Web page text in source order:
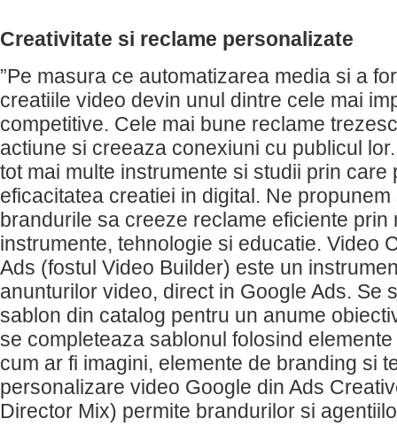
Creativitate si reclame personalizate
”Pe masura ce automatizarea media si a
creatiile video devin unul dintre cele mai
competitive. Cele mai bune reclame
actiune si creeaza conexiuni cu publicul
tot mai multe instrumente si studii prin care
eficacitatea creatiei in digital. Ne propunem
brandurile sa creeze reclame eficiente prin
instrumente, tehnologie si educatie. Video
Ads (fostul Video Builder) este un
anunturilor video, direct in Google Ads. Se
sablon din catalog pentru un anume
se completeaza sablonul folosind
cum ar fi imagini, elemente de branding si
personalizare video Google din Ads
Director Mix) permite brandurilor si